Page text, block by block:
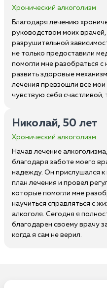
Хронический алкоголизм
Благодаря лечению
руководством моих врачей,
разрушительной
не только предоставили
помогли мне разобраться
развить здоровые
лечения превзошли все мои
чувствую себя счастливой,
Николай, 50 лет
Хронический алкоголизм
Начав лечение
благодаря заботе моего
надежду. Он прислушался
план лечения и провел
которые помогли мне
научиться справляться с
алкоголя. Сегодня я
благодарен своему врачу
когда я сам не верил.